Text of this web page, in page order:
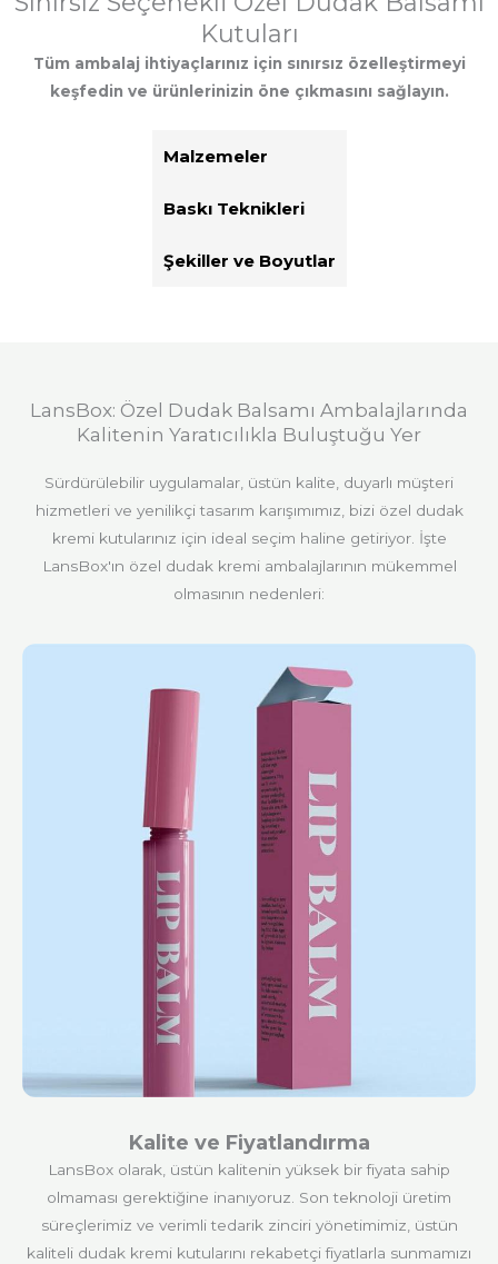
Kutuları
Tüm ambalaj ihtiyaçlarınız için sınırsız özelleştirmeyi
keşfedin ve ürünlerinizin öne çıkmasını sağlayın.
Malzemeler
Baskı Teknikleri
Şekiller ve Boyutlar
LansBox: Özel Dudak Balsamı Ambalajlarında
Kalitenin Yaratıcılıkla Buluştuğu Yer
Sürdürülebilir uygulamalar, üstün kalite, duyarlı müşteri
hizmetleri ve yenilikçi tasarım karışımımız, bizi özel dudak
kremi kutularınız için ideal seçim haline getiriyor. İşte
LansBox'ın özel dudak kremi ambalajlarının mükemmel
olmasının nedenleri:
Kalite ve Fiyatlandırma
LansBox olarak, üstün kalitenin yüksek bir fiyata sahip
olmaması gerektiğine inanıyoruz. Son teknoloji üretim
süreçlerimiz ve verimli tedarik zinciri yönetimimiz, üstün
kaliteli dudak kremi kutularını rekabetçi fiyatlarla sunmamızı